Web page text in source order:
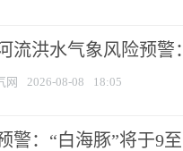
流洪水气象风险预
网 2026-08-08 18:05
警：“白海豚”将于9